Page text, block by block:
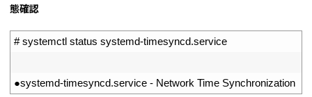
態確認
# systemctl status systemd-timesyncd.service
●systemd-timesyncd.service - Network Time Synchronization